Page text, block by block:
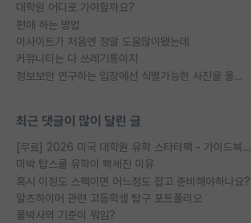
대학원 어디로 가야할까요?
편애 하는 방법
이사이트가 처음엔 정말 도움많이됐는데
커뮤니티는 다 쓰레기통이지
정보보안 연구하는 입장에선 식별가능한 사진을 올리는건 비추이긴함
최근 댓글이 많이 달린 글
[무료] 2026 미국 대학원 유학 스타터팩 - 가이드북 & 합격자 컨택메일 템플릿
미박 탑스쿨 유학이 빡세진 이유
혹시 이정도 스펙이면 어느정도 잡고 준비해야하나요?
알츠하이머 관련 고등학생 탐구 포트폴리오
물박사의 기준이 뭐임?